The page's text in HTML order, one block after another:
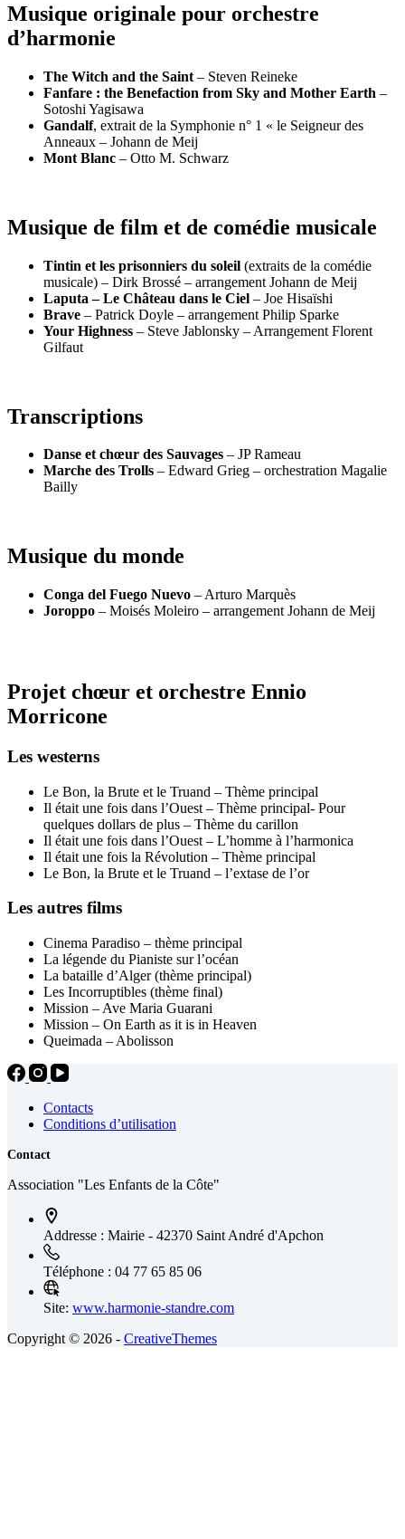
Musique originale pour orchestre
d’harmonie
The Witch and the Saint – Steven Reineke
Fanfare : the Benefaction from Sky and Mother Earth –
Sotoshi Yagisawa
Gandalf, extrait de la Symphonie n° 1 « le Seigneur des
Anneaux – Johann de Meij
Mont Blanc – Otto M. Schwarz
Musique de film et de comédie musicale
Tintin et les prisonniers du soleil (extraits de la comédie
musicale) – Dirk Brossé – arrangement Johann de Meij
Laputa – Le Château dans le Ciel – Joe Hisaïshi
Brave – Patrick Doyle – arrangement Philip Sparke
Your Highness – Steve Jablonsky – Arrangement Florent
Gilfaut
Transcriptions
Danse et chœur des Sauvages – JP Rameau
Marche des Trolls – Edward Grieg – orchestration Magalie
Bailly
Musique du monde
Conga del Fuego Nuevo – Arturo Marquès
Joroppo – Moisés Moleiro – arrangement Johann de Meij
Projet chœur et orchestre Ennio
Morricone
Les westerns
Le Bon, la Brute et le Truand – Thème principal
Il était une fois dans l’Ouest – Thème principal- Pour
quelques dollars de plus – Thème du carillon
Il était une fois dans l’Ouest – L’homme à l’harmonica
Il était une fois la Révolution – Thème principal
Le Bon, la Brute et le Truand – l’extase de l’or
Les autres films
Cinema Paradiso – thème principal
La légende du Pianiste sur l’océan
La bataille d’Alger (thème principal)
Les Incorruptibles (thème final)
Mission – Ave Maria Guarani
Mission – On Earth as it is in Heaven
Queimada – Abolisson
Contacts
Conditions d’utilisation
Contact
Association "Les Enfants de la Côte"
Addresse : Mairie - 42370 Saint André d'Apchon
Téléphone : 04 77 65 85 06
Site: www.harmonie-standre.com
Copyright © 2026 - CreativeThemes